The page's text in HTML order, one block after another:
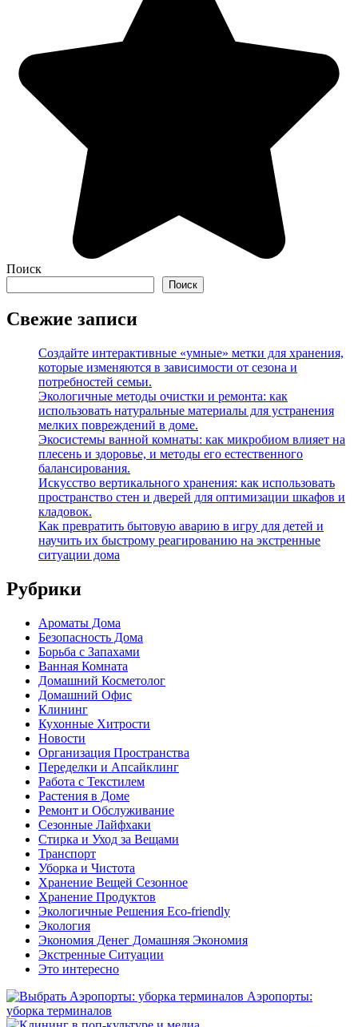
Поиск
Поиск
Свежие записи
Создайте интерактивные «умные» метки для хранения,
которые изменяются в зависимости от сезона и
потребностей семьи.
Экологичные методы очистки и ремонта: как
использовать натуральные материалы для устранения
мелких повреждений в доме.
Экосистемы ванной комнаты: как микробиом влияет на
плесень и здоровье, и методы его естественного
балансирования.
Искусство вертикального хранения: как использовать
пространство стен и дверей для оптимизации шкафов и
кладовок.
Как превратить бытовую аварию в игру для детей и
научить их быстрому реагированию на экстренные
ситуации дома
Рубрики
Ароматы Дома
Безопасность Дома
Борьба с Запахами
Ванная Комната
Домашний Косметолог
Домашний Офис
Клининг
Кухонные Хитрости
Новости
Организация Пространства
Переделки и Апсайклинг
Работа с Текстилем
Растения в Доме
Ремонт и Обслуживание
Сезонные Лайфхаки
Стирка и Уход за Вещами
Транспорт
Уборка и Чистота
Хранение Вещей Сезонное
Хранение Продуктов
Экологичные Решения Eco-friendly
Экология
Экономия Денег Домашняя Экономия
Экстренные Ситуации
Это интересно